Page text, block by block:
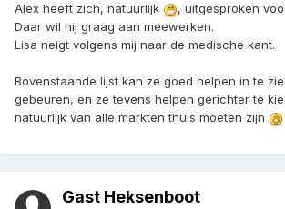
Alex heeft zich, natuurlijk
, uitgesproken
Daar wil hij graag aan meewerken.
Lisa neigt volgens mij naar de medische kant.
Bovenstaande lijst kan ze goed helpen in te
gebeuren, en ze tevens helpen gerichter te
natuurlijk van alle markten thuis moeten zijn
Gast Heksenboot